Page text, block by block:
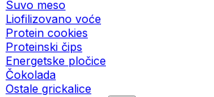
Suvo meso
Liofilizovano voće
Protein cookies
Proteinski čips
Energetske pločice
Čokolada
Ostale grickalice